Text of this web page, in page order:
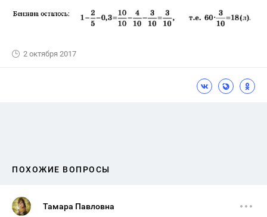
2 октября 2017
ПОХОЖИЕ ВОПРОСЫ
Тамара Павловна